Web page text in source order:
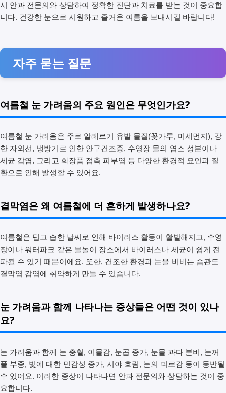
시 안과 전문의와 상담하여 정확한 진단과 치료를 받는 것이 중요합
니다. 건강한 눈으로 시원하고 즐거운 여름을 보내시길 바랍니다!
자주 묻는 질문
여름철 눈 가려움의 주요 원인은 무엇인가요?
여름철 눈 가려움은 주로 알레르기 유발 물질(꽃가루, 미세먼지), 강
한 자외선, 냉방기로 인한 안구건조증, 수영장 물의 염소 성분이나
세균 감염, 그리고 화장품 접촉 피부염 등 다양한 환경적 요인과 질
환으로 인해 발생할 수 있어요.
결막염은 왜 여름철에 더 흔하게 발생하나요?
여름철은 덥고 습한 날씨로 인해 바이러스 활동이 활발해지고, 수영
장이나 워터파크 같은 물놀이 장소에서 바이러스나 세균이 쉽게 전
파될 수 있기 때문이에요. 또한, 건조한 환경과 눈을 비비는 습관도
결막염 감염에 취약하게 만들 수 있습니다.
눈 가려움과 함께 나타나는 증상들은 어떤 것이 있나
요?
눈 가려움과 함께 눈 충혈, 이물감, 눈곱 증가, 눈물 과다 분비, 눈꺼
풀 부종, 빛에 대한 민감성 증가, 시야 흐림, 눈의 피로감 등이 동반될
수 있어요. 이러한 증상이 나타나면 안과 전문의와 상담하는 것이 중
요합니다.